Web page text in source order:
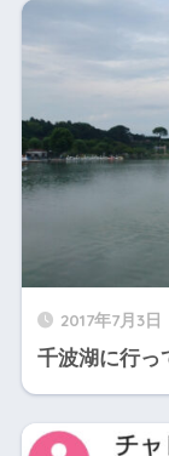
2017年7月3日
千波湖に行っ